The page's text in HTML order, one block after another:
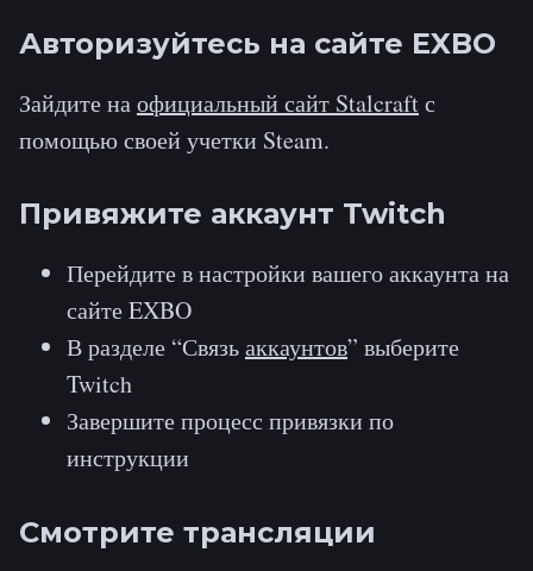
Авторизуйтесь на сайте EXBO
Зайдите наофициальный сайт Stalcraftс
помощью своей учетки Steam.
Привяжите аккаунт Twitch
Перейдите в настройки вашего аккаунта на
сайте EXBO
В разделе “Связьаккаунтов” выберите
Twitch
Завершите процесс привязки по
инструкции
Смотрите трансляции